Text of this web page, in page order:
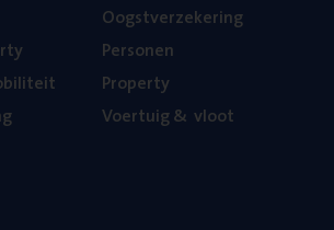
Oogst­ver­ze­ke­ring
Per­so­nen
Pro­per­ty
Voer­tuig& vloot